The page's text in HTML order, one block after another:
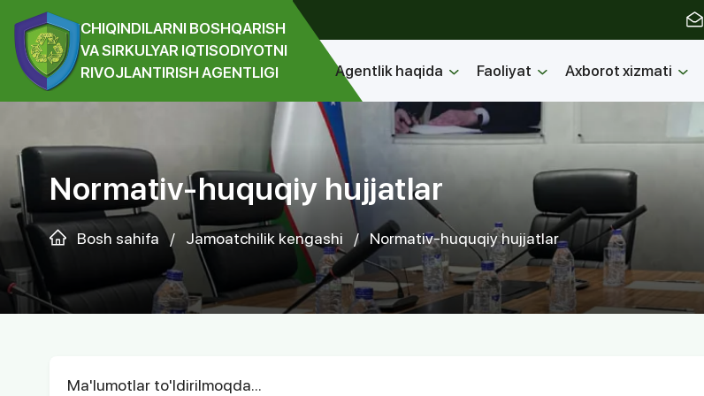
CHIQINDILARNI BOSHQARISH
VA SIRKULYAR IQTISODIYOTNI
RIVOJLANTIRISH AGENTLIGI
Agentlik haqida Faoliyat Axborot xizmati
CHIQINDILARNI BOSHQARISH VA
SIRKULYAR IQTISODIYOTNI
RIVOJLANTIRISH AGENTLIGI
Agentlik haqida
Huquqiy faoliyat asoslari
Agentlik funksiyasi va vazifalari
Agentlik tarixi
Rahbariyat
Agentlik tarkibi
Bo'sh ish o'rinlari
Xalqaro hamkorlik
Normativ-huquqiy hujjatlar
Bosh sahifa / Jamoatchilik kengashi / Normativ-huquqiy hujjatlar
Ma'lumotlar to'ldirilmoqda...